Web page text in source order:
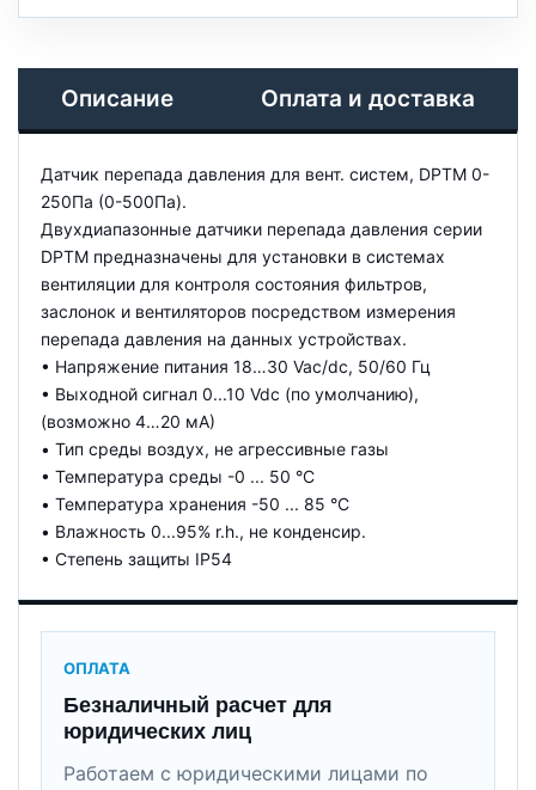
Описание Оплата и доставка
Датчик перепада давления для вент. систем, DPTM 0-
250Па (0-500Па).
Двухдиапазонные датчики перепада давления серии
DPTM предназначены для установки в системах
вентиляции для контроля состояния фильтров,
заслонок и вентиляторов посредством измерения
перепада давления на данных устройствах.
• Напряжение питания 18…30 Vac/dc, 50/60 Гц
• Выходной сигнал 0...10 Vdc (по умолчанию),
(возможно 4…20 мA)
• Тип среды воздух, не агрессивные газы
• Температура среды -0 ... 50 °C
• Температура хранения -50 ... 85 °C
• Влажность 0...95% r.h., не конденсир.
• Степень защиты IP54
ОПЛАТА
Безналичный расчет для
юридических лиц
Работаем с юридическими лицами по